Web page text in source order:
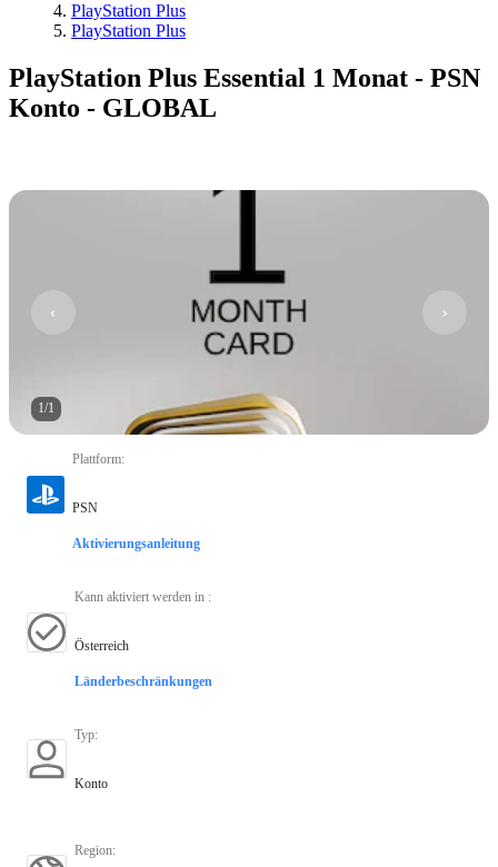
PlayStation Plus
PlayStation Plus
PlayStation Plus Essential 1 Monat - PSN
Konto - GLOBAL
1/1
Plattform:
PSN
Aktivierungsanleitung
Kann aktiviert werden in :
Österreich
Länderbeschränkungen
Typ:
Konto
Region: